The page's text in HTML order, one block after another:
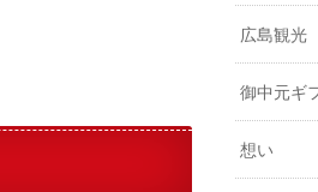
広島観光
御中元ギ
想い